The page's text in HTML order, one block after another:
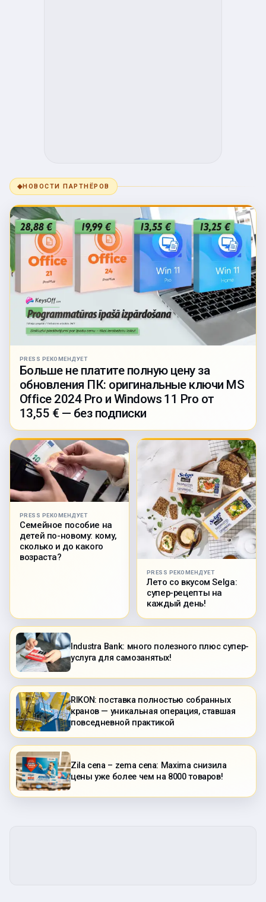
◆НОВОСТИ ПАРТНЁРОВ
PRESS РЕКОМЕНДУЕТ
Больше не платите полную цену за
обновления ПК: оригинальные ключи MS
Office 2024 Pro и Windows 11 Pro от
13,55 € — без подписки
PRESS РЕКОМЕНДУЕТ
Семейное пособие на
детей по-новому: кому,
сколько и до какого
возраста?
PRESS РЕКОМЕНДУЕТ
Лето со вкусом Selga:
супер-рецепты на
каждый день!
Industra Bank: много полезного плюс супер-
услуга для самозанятых!
RIKON: поставка полностью собранных
кранов — уникальная операция, ставшая
повседневной практикой
Zila cena – zema cena: Maxima снизила
цены уже более чем на 8000 товаров!